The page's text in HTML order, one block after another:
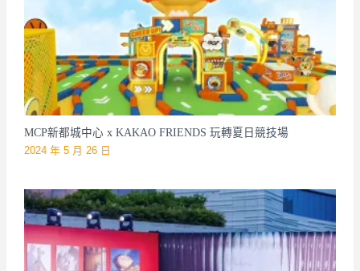
MCP新都城中心 x KAKAO FRIENDS 玩轉夏日競技場
2024 年 5 月 26 日